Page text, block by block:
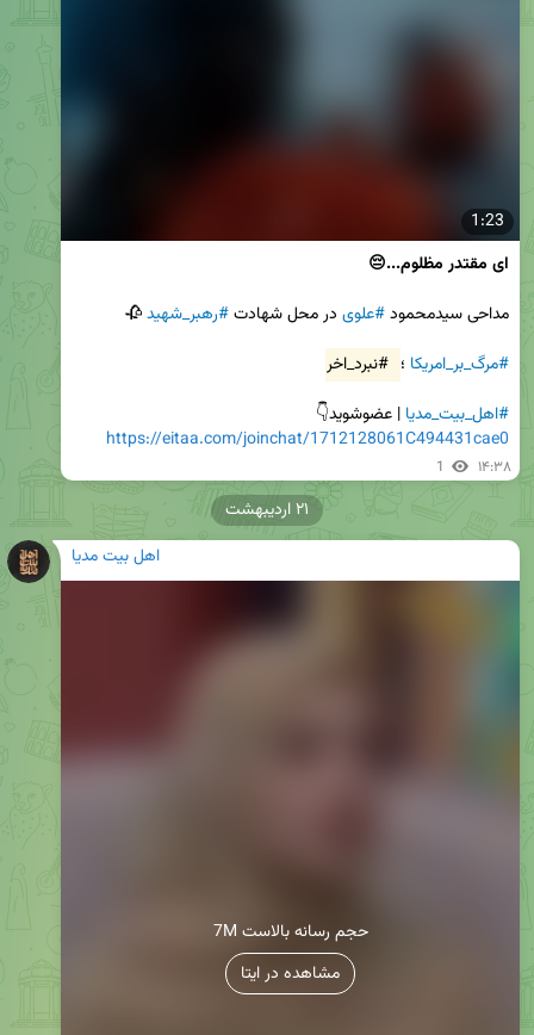
1:23
ای مقتدر مظلوم...😔
مداحی سیدمحمود #علوی در محل شهادت #رهبر_شهید
#مرگ_بر_امریکا ؛ #نبرد_اخر
#اهل_بیت_مدیا | عضوشوید👇
https://eitaa.com/joinchat/1712128061C494431cae0
1 ۱۴:۳۸
اهل بیت مدیا
7M حجم رسانه بالاست
مشاهده در ایتا
۲۱ اردیبهشت